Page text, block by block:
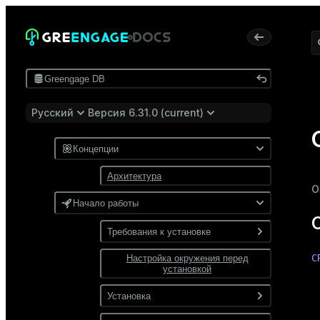
Greengage DB
Русский Версия 6.31.0 (current)
Концепции
Архитектура
Начало работы
Требования к установке
Программные требования
Требования к сети
Настройка окружения перед
установкой
Установка